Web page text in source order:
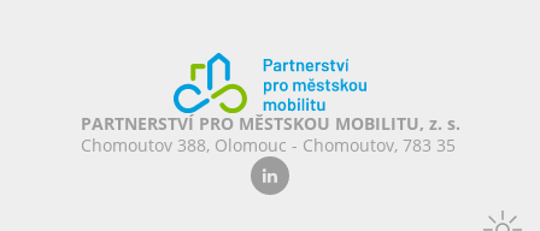
PARTNERSTVÍ PRO MĚSTSKOU MOBILITU, z. s.
Chomoutov 388, Olomouc - Chomoutov, 783 35